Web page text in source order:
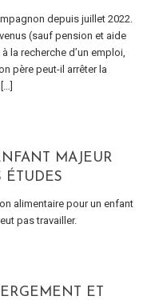
depuis juillet 2022.
(sauf pension et aide
la recherche d’un emploi,
père peut-il arrêter la
MAJEUR
ÉTUDES
alimentaire pour un enfant
pas travailler.
ET